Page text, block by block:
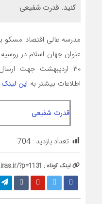
کنید. قدرت شفیعی
مدرسه عالی اقتصاد مسکو
عنوان جهان اسلام در
۳۰ اردیبهشت جهت
اطلاعات بیشتر به این لینک
قدرت شفیعی
تعداد بازدید : 704
لینک کوتاه : ?p=1131